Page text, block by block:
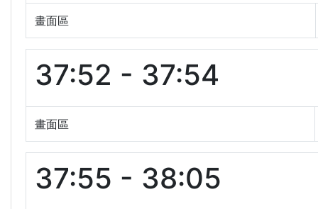
畫面區
37:52 - 37:54
畫面區
37:55 - 38:05